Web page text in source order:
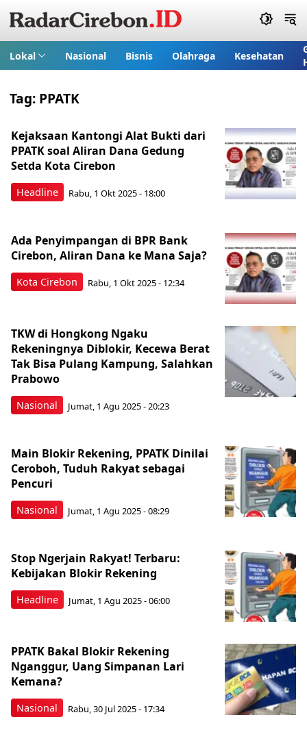
Lokal Nasional Bisnis Olahraga Kesehatan
Tag: PPATK
Headline
Kejaksaan Kantongi Alat Bukti dari
PPATK soal Aliran Dana Gedung
Setda Kota Cirebon
Rabu, 1 Okt 2025 - 18:00
Kota Cirebon
Ada Penyimpangan di BPR Bank
Cirebon, Aliran Dana ke Mana Saja?
Rabu, 1 Okt 2025 - 12:34
Nasional
TKW di Hongkong Ngaku
Rekeningnya Diblokir, Kecewa Berat
Tak Bisa Pulang Kampung, Salahkan
Prabowo
Jumat, 1 Agu 2025 - 20:23
Nasional
Main Blokir Rekening, PPATK Dinilai
Ceroboh, Tuduh Rakyat sebagai
Pencuri
Jumat, 1 Agu 2025 - 08:29
Headline
Stop Ngerjain Rakyat! Terbaru:
Kebijakan Blokir Rekening
Jumat, 1 Agu 2025 - 06:00
Nasional
PPATK Bakal Blokir Rekening
Nganggur, Uang Simpanan Lari
Kemana?
Rabu, 30 Jul 2025 - 17:34